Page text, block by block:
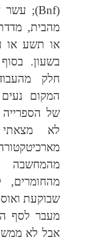
(
Bnf); עשר
מהבית,
או תשע או
בשעון.
חלק
המקום
של
לא
מהמחשבה
מהחומרים,
שבוקעת
מעבר לסף
אבל לא ממש